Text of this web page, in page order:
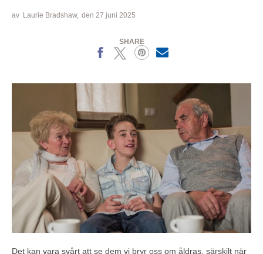
av Laurie Bradshaw den 27 juni 2025
SHARE
X
Det kan vara svårt att se dem vi bryr oss om åldras, särskilt när